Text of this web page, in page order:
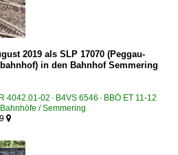
2019 als SLP 17070 (Peggau-
in den Bahnhof Semmering
4042.01-02 · B4VS 6546 · BBÖ ET 11-12
/ Semmering
